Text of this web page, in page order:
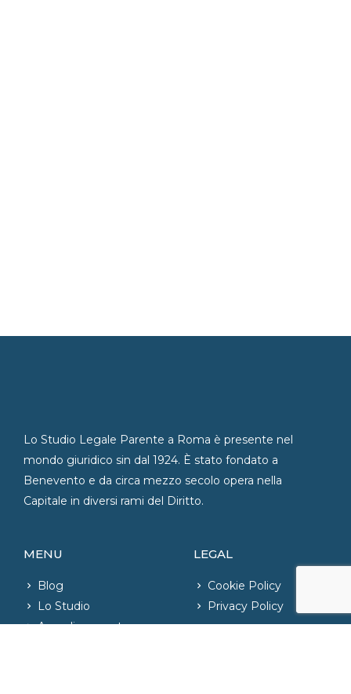
Lo Studio Legale Parente a Roma è presente nel
mondo giuridico sin dal 1924. È stato fondato a
Benevento e da circa mezzo secolo opera nella
Capitale in diversi rami del Diritto.
MENU
Blog
Lo Studio
Area di competenza
LEGAL
Cookie Policy
Privacy Policy